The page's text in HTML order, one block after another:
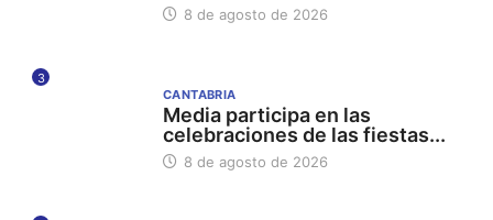
8 de agosto de 2026
3
CANTABRIA
Media participa en las
celebraciones de las fiestas...
8 de agosto de 2026